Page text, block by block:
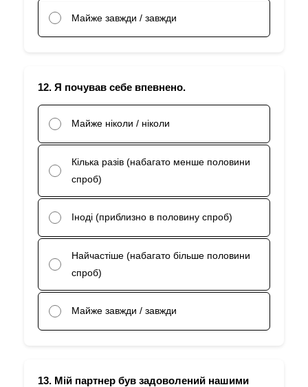
Майже завжди / завжди
12. Я почував себе впевнено.
Майже ніколи / ніколи
Кілька разів (набагато менше половини
спроб)
Іноді (приблизно в половину спроб)
Найчастіше (набагато більше половини
спроб)
Майже завжди / завжди
13. Мій партнер був задоволений нашими